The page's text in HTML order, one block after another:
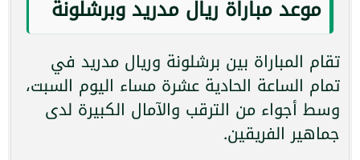
موعد مباراة ريال مدريد وبرشلونة
تقام المباراة بين برشلونة وريال مدريد في
تمام الساعة الحادية عشرة مساء اليوم السبت،
وسط أجواء من الترقب والآمال الكبيرة لدى
جماهير الفريقين.